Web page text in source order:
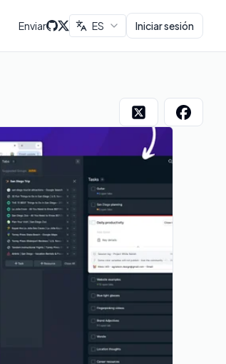
Enviar ES Iniciar sesión